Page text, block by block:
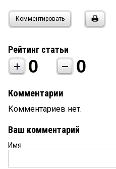
Комментировать
Рейтинг статьи
0 0
Комментарии
Комментариев нет.
Ваш комментарий
Имя